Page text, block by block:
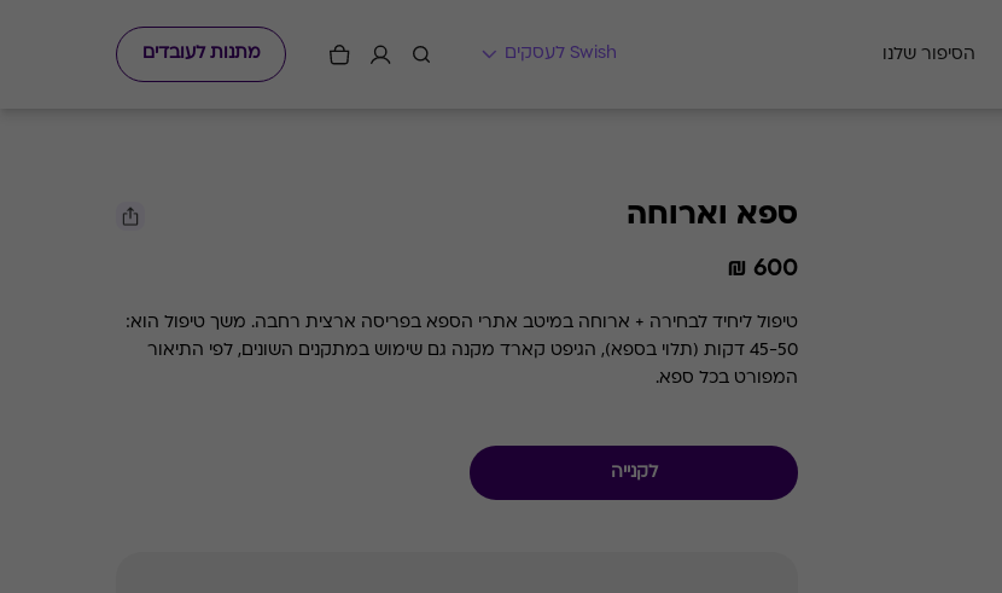
הסיפור שלנו Swish לעסקים מתנות לעובדים
ספא וארוחה
600 ₪
טיפול ליחיד לבחירה + ארוחה במיטב אתרי הספא בפריסה ארצית רחבה. משך טיפול הוא:
45-50 דקות (תלוי בספא), הגיפט קארד מקנה גם שימוש במתקנים השונים, לפי התיאור
המפורט בכל ספא.
לקנייה